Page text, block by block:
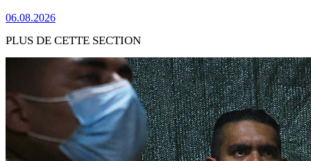
06.08.2026
PLUS DE CETTE SECTION